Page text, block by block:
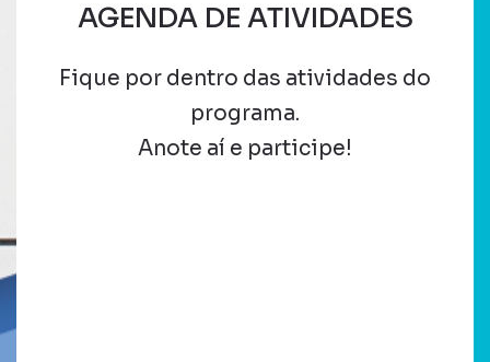
AGENDA DE ATIVIDADES
Fique por dentro das atividades do
programa.
Anote aí e participe!